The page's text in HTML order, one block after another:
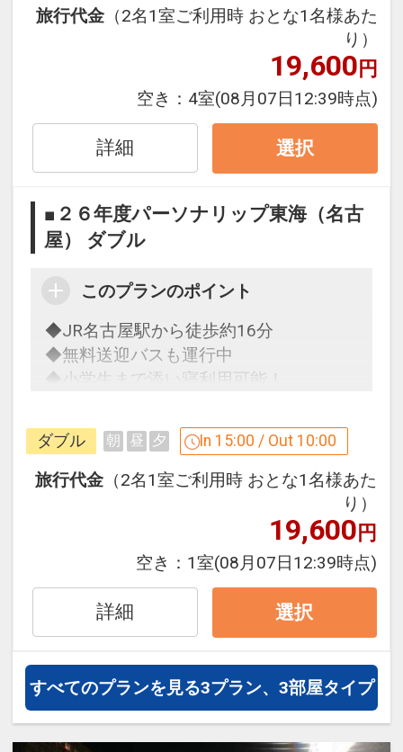
ます。
が、ご宿泊者に朝食をご用意。
※予告なく内容の変更及び提供が中止と
なる場合がございます。
◆ホテルのロビーと全客室は無料のWi-Fi
◆ロビーにてパソコン・カラープリンタ
ーが無料でご利用いただけます
◆ズボンプレッサーは各フロアにご用意
小学生のお子様まで添い寝利用ＯＫ！
用料は無料！
※添い寝利用のお子さまは「こどもＦ」
でお申し込みください。
※添い寝のお子さまにはアメニティ（歯
※添い寝のお子さまは、正ベッド1台に
つき1名限りのご利用となります。
但し、おとな1名で添い寝のお子さま2名
のご利用はできません。
無料送迎バスのご案内
名古屋駅とホテル間の無料送迎バスがご
ざいます。
無料送迎バスの待機所は、JR名古屋駅の
旅行代金 （2名1室ご利用時 おとな1名様あた
り）
19,600円
空き： 4室(08月07日12:39時点)
詳細 選択
■２６年度パーソナリップ東海（名古
屋） ダブル
このプランのポイント
◆JR名古屋駅から徒歩約16分
◆無料送迎バスも運行中
◆小学生まで添い寝利用可能！
うれしいポイント
◆宿泊者の方に無料の朝食を提供してい
ます。
が、ご宿泊者に朝食をご用意。
※予告なく内容の変更及び提供が中止と
なる場合がございます。
◆ホテルのロビーと全客室は無料のWi-Fi
◆ロビーにてパソコン・カラープリンタ
ーが無料でご利用いただけます
ダブル 朝 昼 夕 In 15:00 / Out 10:00
旅行代金 （2名1室ご利用時 おとな1名様あた
り）
19,600円
空き： 1室(08月07日12:39時点)
詳細 選択
すべてのプランを見る3プラン、3部屋タイプ